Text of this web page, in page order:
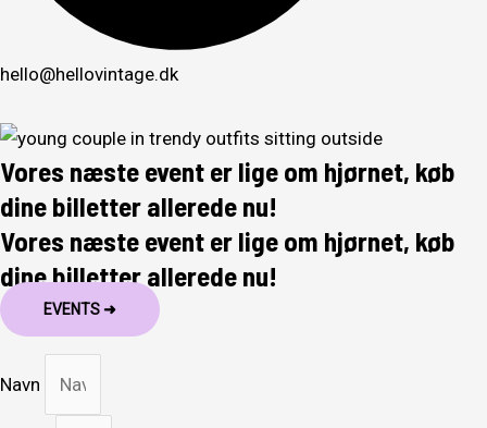
hello@hellovintage.dk
Vores næste event er lige om hjørnet, køb
dine billetter allerede nu!
Vores næste event er lige om hjørnet, køb
dine billetter allerede nu!
EVENTS ➜
Navn